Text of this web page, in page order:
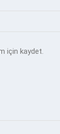
için kaydet.